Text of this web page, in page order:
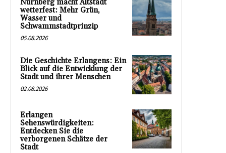
Nürnberg macht Altstadt
wetterfest: Mehr Grün,
Wasser und
Schwammstadtprinzip
05.08.2026
Die Geschichte Erlangens: Ein
Blick auf die Entwicklung der
Stadt und ihrer Menschen
02.08.2026
Erlangen
Sehenswürdigkeiten:
Entdecken Sie die
verborgenen Schätze der
Stadt